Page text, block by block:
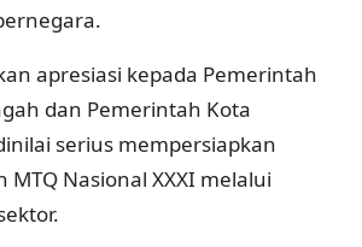
apresiasi kepada Pemerintah
dan Pemerintah Kota
serius mempersiapkan
Nasional XXXI melalui